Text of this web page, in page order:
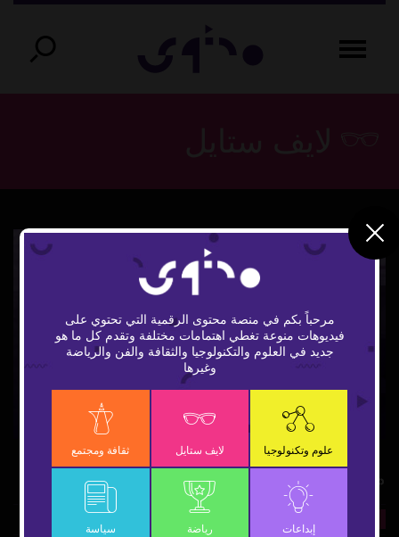
Play
Video
مدرسة لتعليم الفتيات مهارات البناء
مرحباً بكم في منصة محتوى الرقمية التي تحتوي على
فيديوهات منوعة تغطي اهتمامات مختلفة وتقدم كل ما هو
جديد في العلوم والتكنولوجيا والثقافة والفن والرياضة
وغيرها
علوم وتكنولوجيا لايف ستايل ثقافة ومجتمع
إبداعات رياضة سياسة